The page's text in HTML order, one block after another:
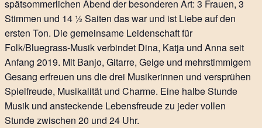
spätsommerlichen Abend der besonderen Art: 3 Frauen, 3
Stimmen und 14 ½ Saiten das war und ist Liebe auf den
ersten Ton. Die gemeinsame Leidenschaft für
Folk/Bluegrass-Musik verbindet Dina, Katja und Anna seit
Anfang 2019. Mit Banjo, Gitarre, Geige und mehrstimmigem
Gesang erfreuen uns die drei Musikerinnen und versprühen
Spielfreude, Musikalität und Charme. Eine halbe Stunde
Musik und ansteckende Lebensfreude zu jeder vollen
Stunde zwischen 20 und 24 Uhr.